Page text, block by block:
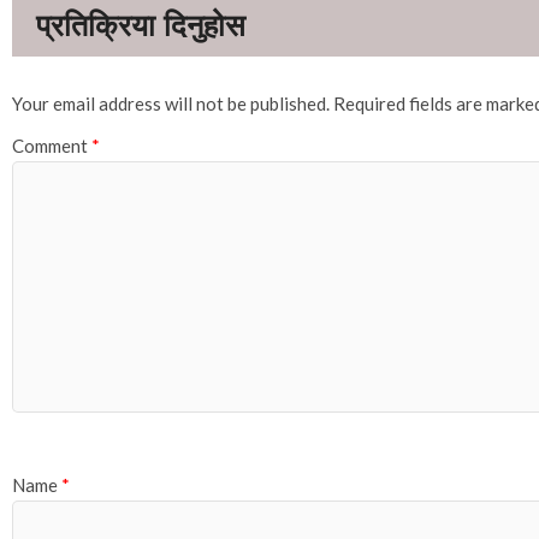
Your email address will not be published. Required fields are
Comment *
Name *